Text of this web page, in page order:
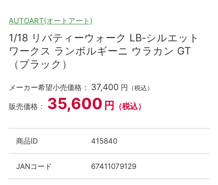
AUTOART(オートアート)
1/18 リバティーウォーク LB‐シルエット
ワークス ランボルギーニ ウラカン GT
（ブラック）
メーカー希望小売価格： 37,400 円 （税込）
販売価格： 35,600 円 （税込）
商品ID 415840
JANコード 67411079129